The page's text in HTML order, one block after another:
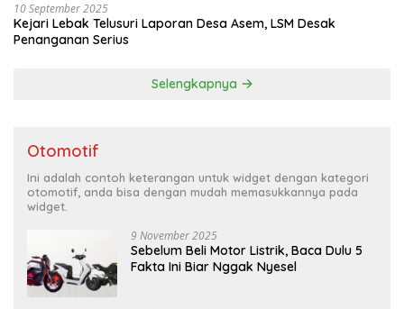
10 September 2025
Kejari Lebak Telusuri Laporan Desa Asem, LSM Desak
Penanganan Serius
Selengkapnya
Otomotif
Ini adalah contoh keterangan untuk widget dengan kategori
otomotif, anda bisa dengan mudah memasukkannya pada
widget.
9 November 2025
Sebelum Beli Motor Listrik, Baca Dulu 5
Fakta Ini Biar Nggak Nyesel